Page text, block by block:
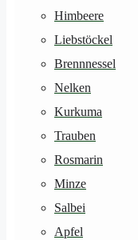
Himbeere
Liebstöckel
Brennnessel
Nelken
Kurkuma
Trauben
Rosmarin
Minze
Salbei
Apfel